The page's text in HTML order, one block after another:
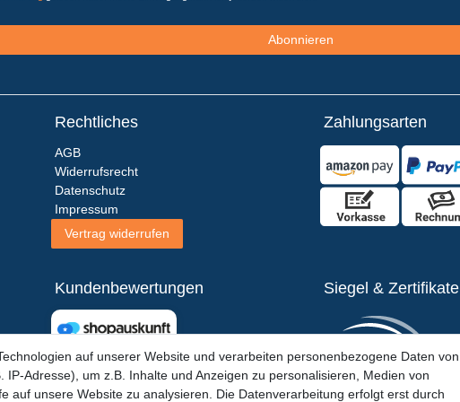
auf unserer Website und verarbeiten personenbezogene Daten von
IP-Adresse), um z.B. Inhalte und Anzeigen zu personalisieren, Medien von
auf unsere Website zu analysieren. Die Datenverarbeitung erfolgt erst durch
Abonnieren
Rechtliches
AGB
Widerrufsrecht
Datenschutz
Impressum
Vertrag widerrufen
Zahlungsarten
Kundenbewertungen Siegel & Zertifikate